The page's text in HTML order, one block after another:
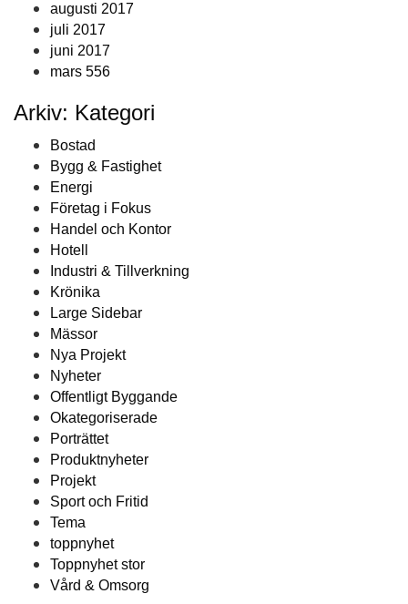
augusti 2017
juli 2017
juni 2017
mars 556
Arkiv: Kategori
Bostad
Bygg & Fastighet
Energi
Företag i Fokus
Handel och Kontor
Hotell
Industri & Tillverkning
Krönika
Large Sidebar
Mässor
Nya Projekt
Nyheter
Offentligt Byggande
Okategoriserade
Porträttet
Produktnyheter
Projekt
Sport och Fritid
Tema
toppnyhet
Toppnyhet stor
Vård & Omsorg